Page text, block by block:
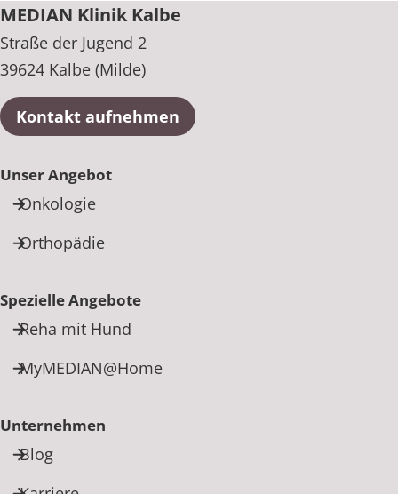
MEDIAN Klinik Kalbe
Straße der Jugend 2
39624 Kalbe (Milde)
Kontakt aufnehmen
Unser Angebot
Onkologie
Orthopädie
Spezielle Angebote
Reha mit Hund
MyMEDIAN@Home
Unternehmen
Blog